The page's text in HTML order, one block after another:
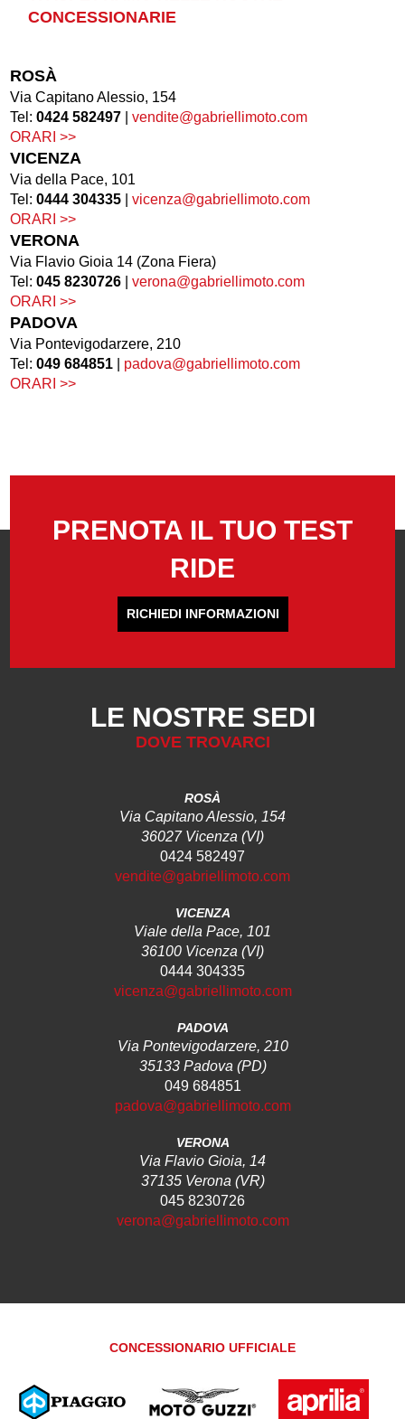
CONCESSIONARIE
ROSÀ
Via Capitano Alessio, 154
Tel:0424 582497 |vendite@gabriellimoto.com
ORARI >>
VICENZA
Via della Pace, 101
Tel:0444 304335 |vicenza@gabriellimoto.com
ORARI >>
VERONA
Via Flavio Gioia 14 (Zona Fiera)
Tel:045 8230726 |verona@gabriellimoto.com
ORARI >>
PADOVA
Via Pontevigodarzere, 210
Tel:049 684851
padova@gabriellimoto.com
ORARI >>
PRENOTA IL TUO TEST
RIDE
RICHIEDI INFORMAZIONI
LE NOSTRE SEDI
DOVE TROVARCI
ROSÀ
Via Capitano Alessio, 154
36027 Vicenza (VI)
0424 582497
vendite@gabriellimoto.com
VICENZA
Viale della Pace, 101
36100 Vicenza (VI)
0444 304335
vicenza@gabriellimoto.com
PADOVA
Via Pontevigodarzere, 210
35133 Padova (PD)
049 684851
padova@gabriellimoto.com
VERONA
Via Flavio Gioia, 14
37135 Verona (VR)
045 8230726
verona@gabriellimoto.com
CONCESSIONARIO UFFICIALE